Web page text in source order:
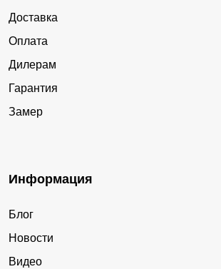
Доставка
Оплата
Дилерам
Гарантия
Замер
Информация
Блог
Новости
Видео